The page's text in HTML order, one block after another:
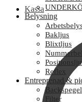
Kassa
Belysning
Bakljus
Blixtljus
Reflex
Entreprenad &
Backspegel
Filter